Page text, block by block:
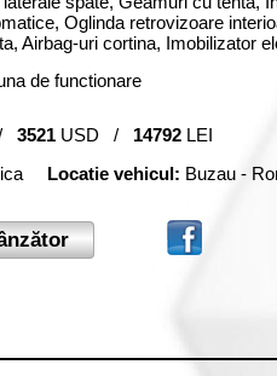
Oglinda retrovizoare
Airbag-uri cortina, Imobilizator
de functionare
3521 USD / 14792 LEI
Locatie vehicul: Buzau -